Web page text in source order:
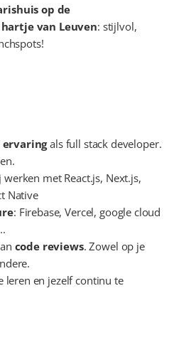
op de
van Leuven: stijlvol,
als full stack developer.
met React.js, Next.js,
Native
: Firebase, Vercel, google cloud
code reviews. Zowel op je
leren en jezelf continu te